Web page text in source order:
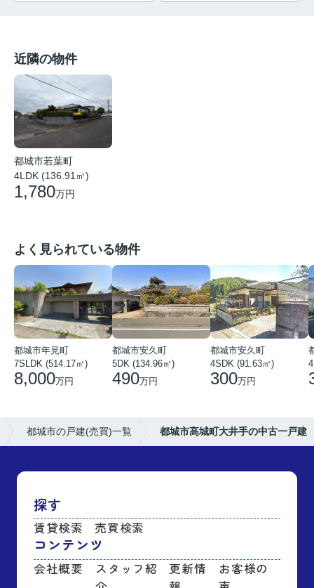
近隣の物件
都城市若葉町
4LDK (136.91㎡)
1,780万円
よく見られている物件
都城市年見町
7SLDK (514.17㎡)
8,000万円
都城市安久町
5DK (134.96㎡)
490万円
都城市安久町
4SDK (91.63㎡)
300万円
都城市の戸建(売買)一覧 都城市高城町大井手の中古一戸建
探す
賃貸検索 売買検索
コンテンツ
会社概要
スタッフ紹
更新情
お客様の